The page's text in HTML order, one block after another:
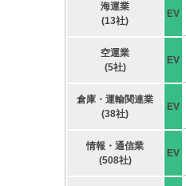
海運業
(13社)
EV
空運業
(5社)
EV
倉庫・運輸関連業
(38社)
EV
情報・通信業
(508社)
EV